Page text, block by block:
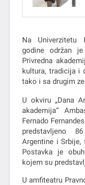
Na Univerzitetu
godine održan
Privredna
kultura, tradicija i
tako i sa drugim
U okviru „Dana
akademija“
Fernado
predstavljeno
Argentine i Srbije,
Postavka je
kojem su
U amfiteatru